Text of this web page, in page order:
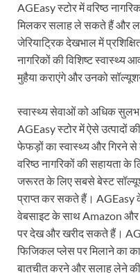
AGEasy स्टोर में वरिष्ठ
मिलकर सलाह ले सकते हैं और
जेरियाट्रिक देखभाल में
नागरिकों की विशिष्ट
मुहैया कराएंगे और उनको
स्वास्थ्य सेवाओं को अधिक सुलभ
AGEasy स्टोर में ऐसे उत्पादों
फेफड़ों का स्वास्थ्य और गिरने से
वरिष्ठ नागरिकों की सहायता
जरूरत के लिए सबसे बेस्ट
प्राप्त कर सकते हैं। AGEasy
वेबसाइट के साथ Amazon और
पर देख और खरीद सकते हैं।
फिजिकल प्लेस पर मिलाने का
बातचीत करने और सलाह लेने की